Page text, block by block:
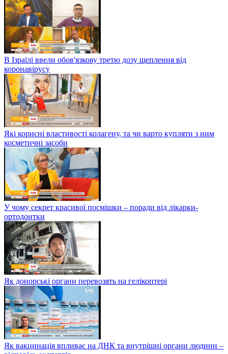
В Ізраїлі ввели обов'язкову третю дозу щеплення від
коронавірусу
Які корисні властивості колагену, та чи варто купляти з ним
косметичні засоби
У чому секрет красивої посмішки – поради від лікарки-
ортодонтки
Як донорські органи перевозять на гелікоптері
Як вакцинація впливає на ДНК та внутрішні органи людини –